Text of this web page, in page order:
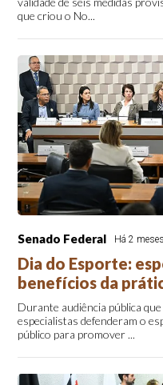
que criou o No...
Senado Federal Há 2 meses
Dia do Esporte:
benefícios da
Durante audiência pública
especialistas defenderam o
público para promover ...